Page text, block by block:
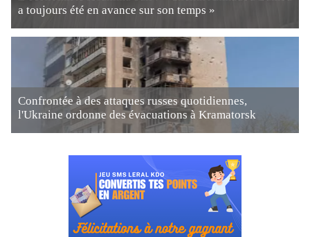
a toujours été en avance sur son temps »
Confrontée à des attaques russes quotidiennes,
l'Ukraine ordonne des évacuations à Kramatorsk